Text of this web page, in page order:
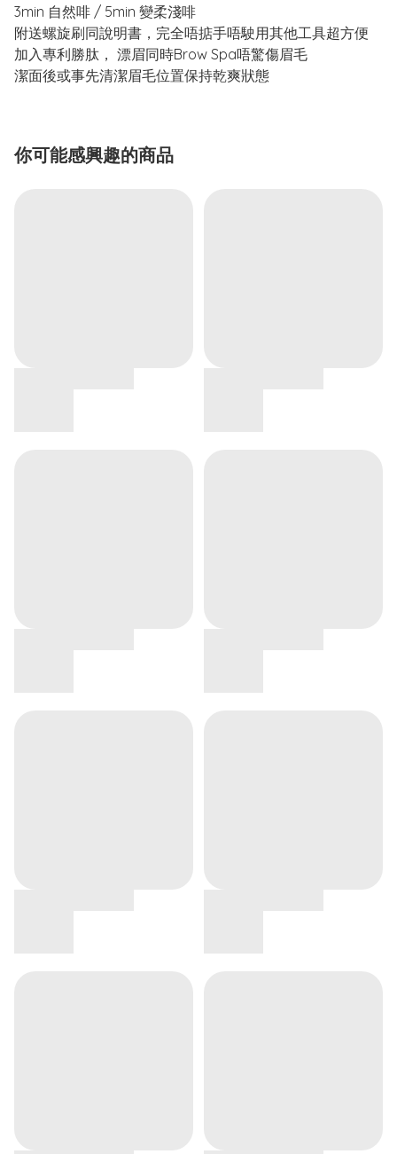
3min 自然啡 / 5min 變柔淺啡
附送螺旋刷同說明書，完全唔掂手唔駛用其他工具超方便
加入專利勝肽， 漂眉同時Brow Spa唔驚傷眉毛
潔面後或事先清潔眉毛位置保持乾爽狀態
你可能感興趣的商品